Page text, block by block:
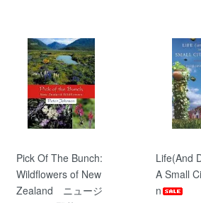
Pick Of The Bunch:
Wildflowers of New
Zealand ニュージ
Life(And
A Small
n